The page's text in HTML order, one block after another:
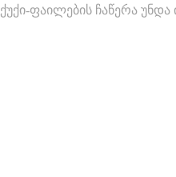
ქუქი-ფაილების ჩაწერა